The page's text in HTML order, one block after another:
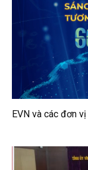
EVN và các đơn